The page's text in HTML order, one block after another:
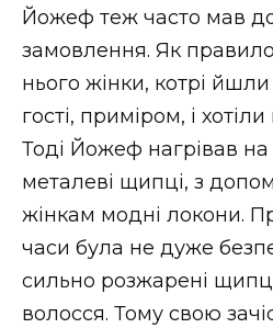
Йожеф теж часто мав
замовлення. Як
нього жінки, котрі
гості, приміром, і
Тоді Йожеф нагрівав на
металеві щипці, з
жінкам модні локони.
часи була не дуже
сильно розжарені
волосся. Тому свою